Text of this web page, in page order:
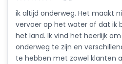
ik altijd onderweg. Het maakt
vervoer op het water of dat ik
het land. Ik vind het heerlijk
onderweg te zijn en
te hebben met zowel klanten